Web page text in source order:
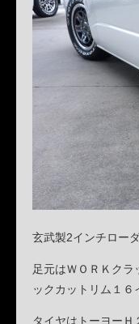
玄武製2インチロー
足元はＷＯＲＫク
ックカットリム１６
タイヤはトーヨー